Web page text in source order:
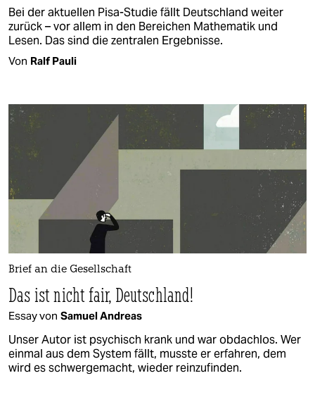
Bei der aktuellen Pisa-Studie fällt Deutschland weiter
zurück – vor allem in den Bereichen Mathematik und
Lesen. Das sind die zentralen Ergebnisse.
Von Ralf Pauli
Brief an die Gesellschaft
Das ist nicht fair, Deutschland!
Essay von Samuel Andreas
Unser Autor ist psychisch krank und war obdachlos. Wer
einmal aus dem System fällt, musste er erfahren, dem
wird es schwergemacht, wieder reinzufinden.